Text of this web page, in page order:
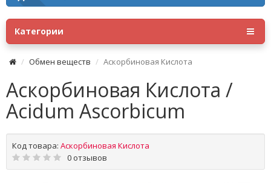
Категории
Обмен веществ Аскорбиновая Кислота
Аскорбиновая Кислота /
Acidum Ascorbicum
Код товара: Аскорбиновая Кислота
0 отзывов